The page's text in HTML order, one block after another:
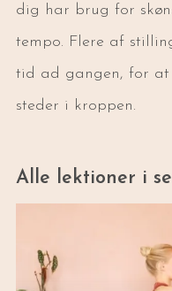
dig har brug for
tempo. Flere af
tid ad gangen, for
steder i kroppen.
Alle lektioner i